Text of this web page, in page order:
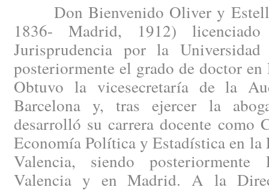
Don Bienvenido Oliver y
1836- Madrid, 1912)
Jurisprudencia por la
posteriormente el grado de doctor
Obtuvo la vicesecretaría de la
Barcelona y, tras ejercer la
desarrolló su carrera docente como
Economía Política y Estadística en la
Valencia, siendo
Valencia y en Madrid. A la